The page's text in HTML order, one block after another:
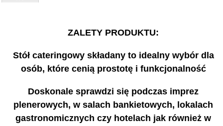
ZALETY PRODUKTU:
Stół cateringowy składany to idealny wybór dla
osób, które cenią prostotę i funkcjonalność
Doskonale sprawdzi się podczas imprez
plenerowych, w salach bankietowych, lokalach
gastronomicznych czy hotelach jak również w